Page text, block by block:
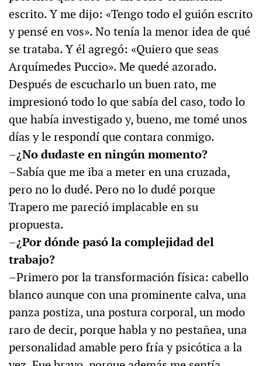
escrito. Y me dijo: «Tengo todo el guión escrito
y pensé en vos». No tenía la menor idea de qué
se trataba. Y él agregó: «Quiero que seas
Arquímedes Puccio». Me quedé azorado.
Después de escucharlo un buen rato, me
impresionó todo lo que sabía del caso, todo lo
que había investigado y, bueno, me tomé unos
días y le respondí que contara conmigo.
–¿No dudaste en ningún momento?
–Sabía que me iba a meter en una cruzada,
pero no lo dudé. Pero no lo dudé porque
Trapero me pareció implacable en su
propuesta.
–¿Por dónde pasó la complejidad del
trabajo?
–Primero por la transformación física: cabello
blanco aunque con una prominente calva, una
panza postiza, una postura corporal, un modo
raro de decir, porque habla y no pestañea, una
personalidad amable pero fría y psicótica a la